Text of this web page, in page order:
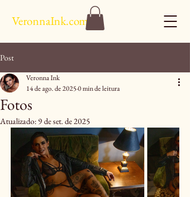
VeronnaInk.com
Post
Fotos
Veronna Ink
14 de ago. de 20250 min de leitura
Atualizado: 9 de set. de 2025